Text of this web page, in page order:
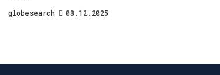
globesearch 08.12.2025